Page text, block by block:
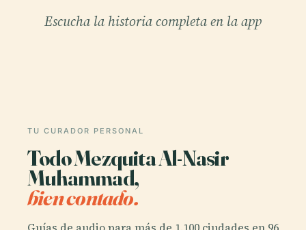
Escucha la historia completa en la app
TU CURADOR PERSONAL
Todo Mezquita Al-Nasir
Muhammad,
bien contado.